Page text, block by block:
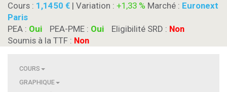
Cours : 1,1450 | Variation : +1,33 % Marché : Euronext
Paris
PEA : Oui PEA-PME : Oui Eligibilité SRD : Non
Soumis à la TTF : Non
COURS
GRAPHIQUE